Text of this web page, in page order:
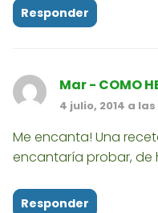
Responder
Mar - COMO
4 julio, 2014 a las
Me encanta! Una
encantaría probar, de
Responder